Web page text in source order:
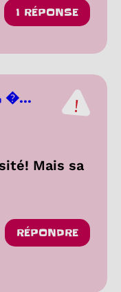
1 RÉPONSE
...
Mais sa
RÉPONDRE